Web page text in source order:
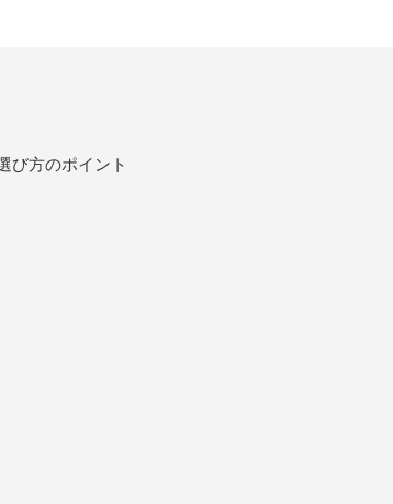
び方のポイント